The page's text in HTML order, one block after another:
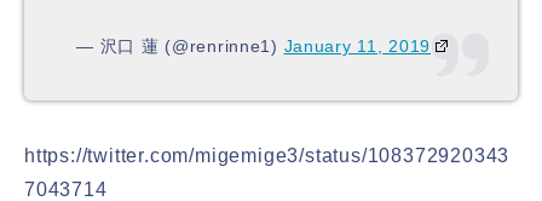
— 沢口 蓮 (@renrinne1) January 11, 2019
https://twitter.com/migemige3/status/108372920343
7043714